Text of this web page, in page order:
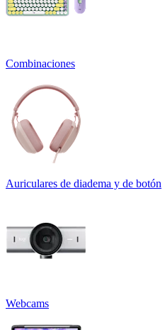
Combinaciones
Auriculares de diadema y de botón
Webcams